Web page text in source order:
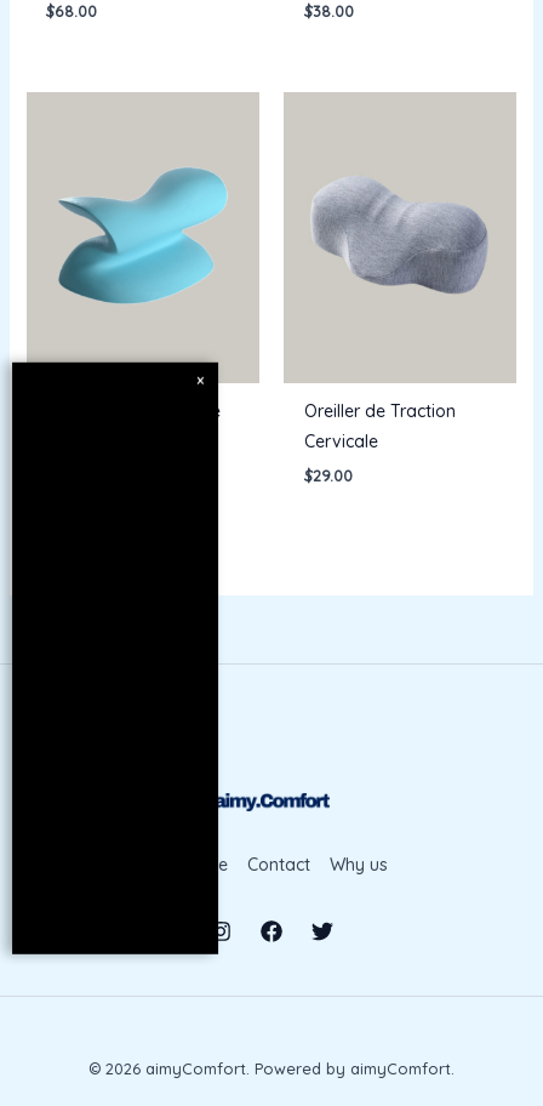
$68.00 $38.00
Nouvel oreiller pour le
Oreiller de Traction
Cervicale
$29.00
Boutique Contact Why us
© 2026 aimyComfort. Powered by aimyComfort.
×